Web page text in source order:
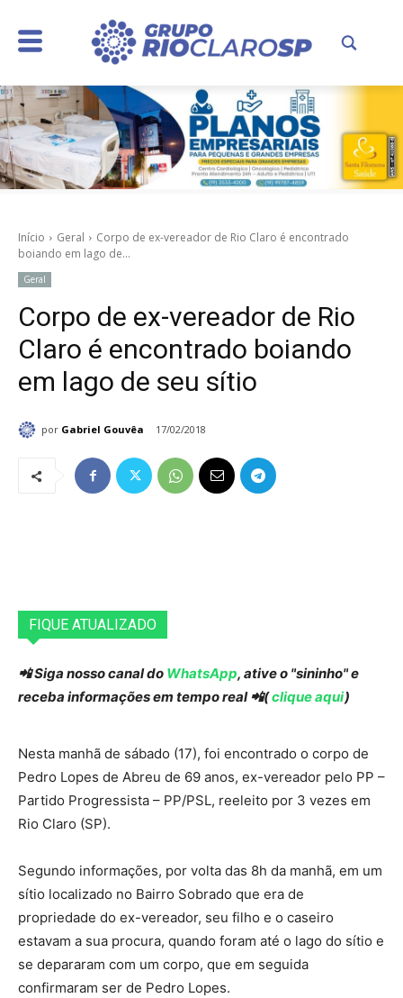
Início Geral
Corpo de ex-vereador de Rio Claro é encontrado
boiando em lago de...
Geral
Corpo de ex-vereador de Rio
Claro é encontrado boiando
em lago de seu sítio
por Gabriel Gouvêa 17/02/2018
FIQUE ATUALIZADO
📲 Siga nosso canal do WhatsApp, ative o "sininho" e
receba informações em tempo real 📲(clique aqui)
Nesta manhã de sábado (17), foi encontrado o corpo de
Pedro Lopes de Abreu de 69 anos, ex-vereador pelo PP –
Partido Progressista – PP/PSL, reeleito por 3 vezes em
Rio Claro (SP).
Segundo informações, por volta das 8h da manhã, em um
sítio localizado no Bairro Sobrado que era de
propriedade do ex-vereador, seu filho e o caseiro
estavam a sua procura, quando foram até o lago do sítio e
se depararam com um corpo, que em seguida
confirmaram ser de Pedro Lopes.